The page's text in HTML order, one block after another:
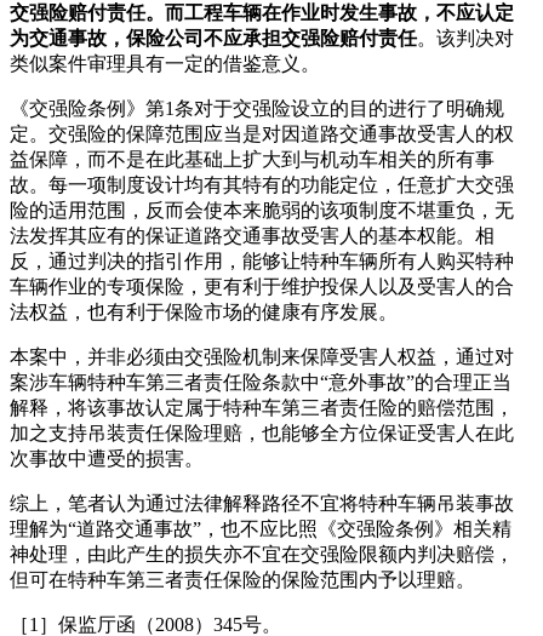
交强险赔付责任。而工程车辆在作业时发生事故，不应认定
为交通事故，保险公司不应承担交强险赔付责任。该判决对
类似案件审理具有一定的借鉴意义。
《交强险条例》第1条对于交强险设立的目的进行了明确规
定。交强险的保障范围应当是对因道路交通事故受害人的权
益保障，而不是在此基础上扩大到与机动车相关的所有事
故。每一项制度设计均有其特有的功能定位，任意扩大交强
险的适用范围，反而会使本来脆弱的该项制度不堪重负，无
法发挥其应有的保证道路交通事故受害人的基本权能。相
反，通过判决的指引作用，能够让特种车辆所有人购买特种
车辆作业的专项保险，更有利于维护投保人以及受害人的合
法权益，也有利于保险市场的健康有序发展。
本案中，并非必须由交强险机制来保障受害人权益，通过对
案涉车辆特种车第三者责任险条款中“意外事故”的合理正当
解释，将该事故认定属于特种车第三者责任险的赔偿范围，
加之支持吊装责任保险理赔，也能够全方位保证受害人在此
次事故中遭受的损害。
综上，笔者认为通过法律解释路径不宜将特种车辆吊装事故
理解为“道路交通事故”，也不应比照《交强险条例》相关精
神处理，由此产生的损失亦不宜在交强险限额内判决赔偿，
但可在特种车第三者责任保险的保险范围内予以理赔。
［1］保监厅函（2008）345号。